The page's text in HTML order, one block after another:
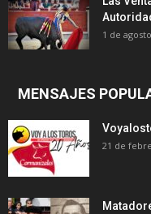
1 de
MENSAJES
21 de